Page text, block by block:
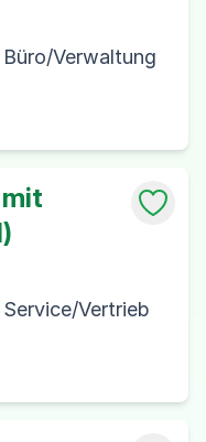
Verwaltung
Vertrieb